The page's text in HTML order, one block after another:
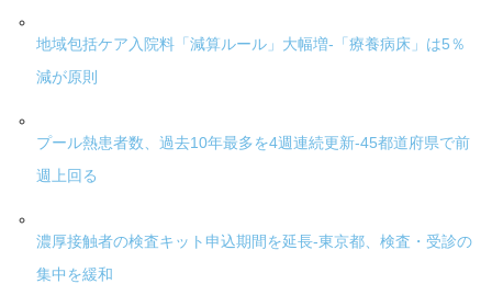
地域包括ケア入院料「減算ルール」大幅増-「療養病床」は5％
減が原則
プール熱患者数、過去10年最多を4週連続更新-45都道府県で前
週上回る
濃厚接触者の検査キット申込期間を延長-東京都、検査・受診の
集中を緩和